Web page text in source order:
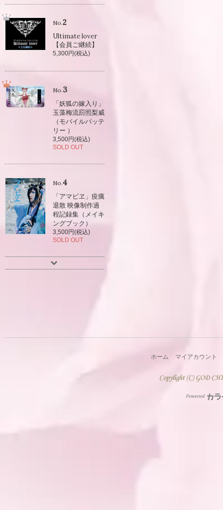
No.2
Ultimate lover
【会員ご継続】
5,300円(税込)
No.3
「妖狐の嫁入り」
玉藻梅流罰照梨威
（モバイルバッテ
リー ）
3,500円(税込)
SOLD OUT
No.4
「アマビヱ」疫癘
退散 映像制作過
程記録集（メイキ
ングブック）
3,500円(税込)
SOLD OUT
ホーム マイアカウント
Powered